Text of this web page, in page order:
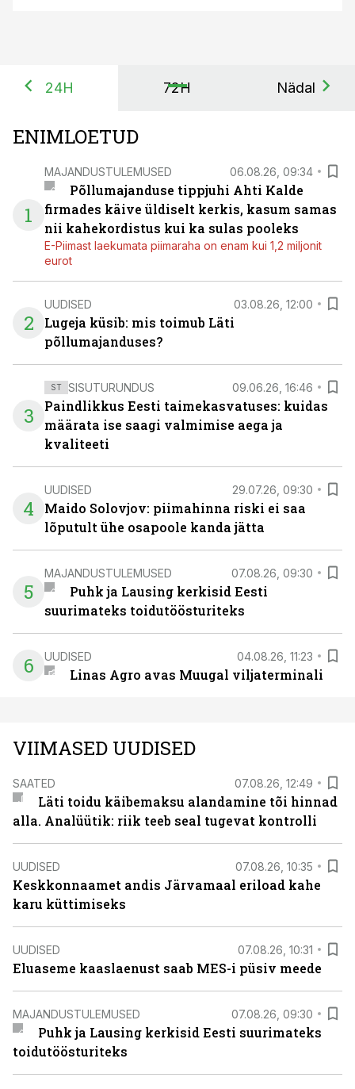
24H 72H Nädal
ENIMLOETUD
1
MAJANDUSTULEMUSED 06.08.26, 09:34
Põllumajanduse tippjuhi Ahti Kalde
firmades käive üldiselt kerkis, kasum samas
nii kahekordistus kui ka sulas pooleks
E-Piimast laekumata piimaraha on enam kui 1,2 miljonit
eurot
2
UUDISED 03.08.26, 12:00
Lugeja küsib: mis toimub Läti
põllumajanduses?
3
ST SISUTURUNDUS 09.06.26, 16:46
Paindlikkus Eesti taimekasvatuses: kuidas
määrata ise saagi valmimise aega ja
kvaliteeti
4
UUDISED 29.07.26, 09:30
Maido Solovjov: piimahinna riski ei saa
lõputult ühe osapoole kanda jätta
5
MAJANDUSTULEMUSED 07.08.26, 09:30
Puhk ja Lausing kerkisid Eesti
suurimateks toidutöösturiteks
6 UUDISED 04.08.26, 11:23
Linas Agro avas Muugal viljaterminali
VIIMASED UUDISED
SAATED 07.08.26, 12:49
Läti toidu käibemaksu alandamine tõi hinnad
alla. Analüütik: riik teeb seal tugevat kontrolli
UUDISED 07.08.26, 10:35
Keskkonnaamet andis Järvamaal eriload kahe
karu küttimiseks
UUDISED 07.08.26, 10:31
Eluaseme kaaslaenust saab MES-i püsiv meede
MAJANDUSTULEMUSED 07.08.26, 09:30
Puhk ja Lausing kerkisid Eesti suurimateks
toidutöösturiteks